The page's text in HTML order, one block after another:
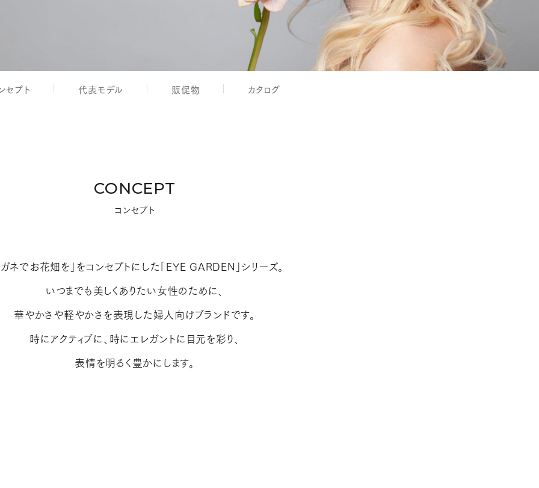
セプト 代表モデル 販促物 カタログ
CONCEPT
コンセプト
ガネでお花畑を」をコンセプトにした「EYE GARDEN」シリーズ。
いつまでも美しくありたい女性のために、
華やかさや軽やかさを表現した婦人向けブランドです。
時にアクティブに、時にエレガントに目元を彩り、
表情を明るく豊かにします。